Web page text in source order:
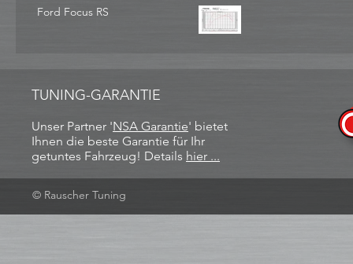
Ford Focus RS
TUNING-GARANTIE
Unser Partner 'NSA Garantie​' bietet
Ihnen die beste Garantie für Ihr
getuntes Fahrzeug! Details hier ...
© Rauscher Tuning